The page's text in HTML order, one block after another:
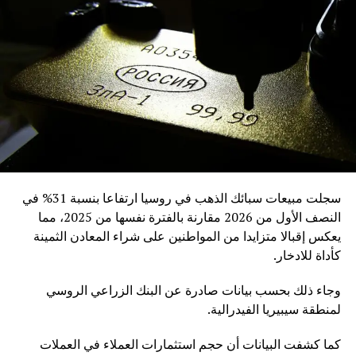
سجلت مبيعات سبائك الذهب في روسيا ارتفاعا بنسبة 31% في
النصف الأول من 2026 مقارنة بالفترة نفسها من 2025، مما
يعكس إقبالا متزايدا من المواطنين على شراء المعادن الثمينة
كأداة للادخار.
وجاء ذلك بحسب بيانات صادرة عن البنك الزراعي الروسي
لمنطقة سيبيريا الفيدرالية.
كما كشفت البيانات أن حجم استثمارات العملاء في العملات